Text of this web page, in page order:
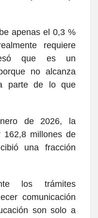
apenas el 0,3 %
requiere
que es un
no alcanza
parte de lo que
de 2026, la
162,8 millones de
una fracción
los trámites
comunicación
son solo a